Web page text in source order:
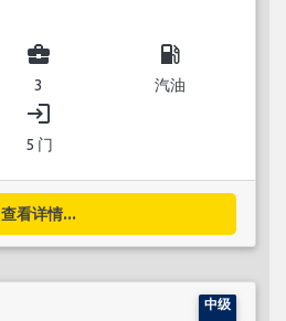
business_center
3
local_gas_station
汽油
login
5 门
查看详情...
中级